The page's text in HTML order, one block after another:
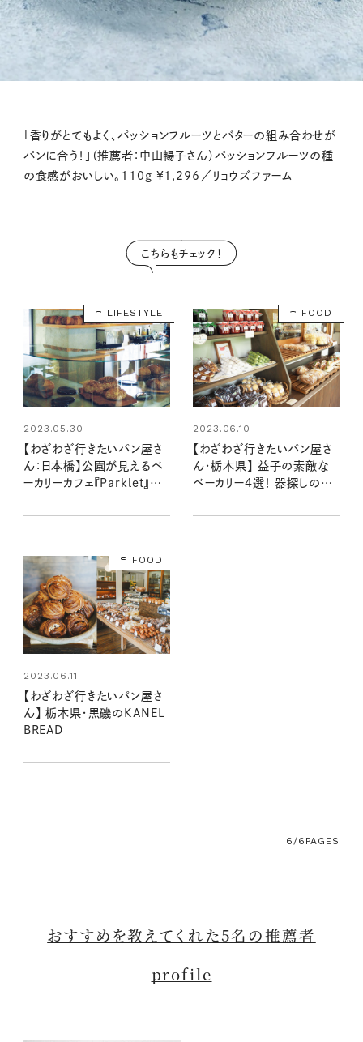
「香りがとてもよく、パッションフルーツとバターの組み合わせが
パンに合う！」（推薦者：中山暢子さん）パッションフルーツの種
の食感がおいしい。110g ¥1,296／リョウズファーム
こちらもチェック！
LIFESTYLE
2023.05.30
【わざわざ行きたいパン屋さ
ん：日本橋】公園が見えるベ
ーカリーカフェ『Parklet』で、
FOOD
2023.06.10
【わざわざ行きたいパン屋さ
ん・栃木県】 益子の素敵な
ベーカリー4選！ 器探しの途
店
FOOD
2023.06.11
【わざわざ行きたいパン屋さ
ん】 栃木県・黒磯のKANEL
BREAD
6/6 PAGES
おすすめを教えてくれた5名の推薦者
profile